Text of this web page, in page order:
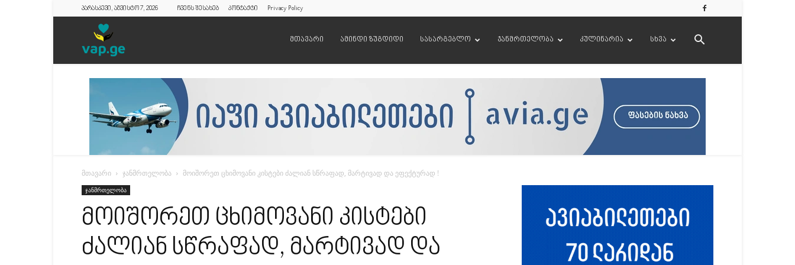
პარასკევი, აგვისტო 7, 2026 ჩვენს შესახებ კონტაქტი Privacy Policy
მთავარი ამინდი ზუგდიდი სასარგებლო ჯანმრთელობა კულინარია სხვა
მთავარი ჯანმრთელობა მოიშორეთ ცხიმოვანი კისტები ძალიან სწრაფად, მარტივად და ეფექტურად !
ჯანმრთელობა
მოიშორეთ ცხიმოვანი კისტები
ძალიან სწრაფად, მარტივად და